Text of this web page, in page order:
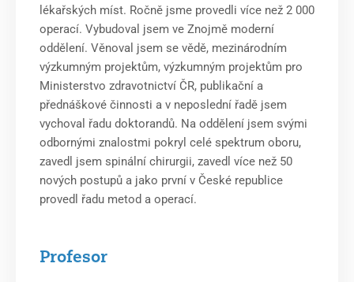
lékařských míst. Ročně jsme provedli více než 2 000
operací. Vybudoval jsem ve Znojmě moderní
oddělení. Věnoval jsem se vědě, mezinárodním
výzkumným projektům, výzkumným projektům pro
Ministerstvo zdravotnictví ČR, publikační a
přednáškové činnosti a v neposlední řadě jsem
vychoval řadu doktorandů. Na oddělení jsem svými
odbornými znalostmi pokryl celé spektrum oboru,
zavedl jsem spinální chirurgii, zavedl více než 50
nových postupů a jako první v České republice
provedl řadu metod a operací.
Profesor